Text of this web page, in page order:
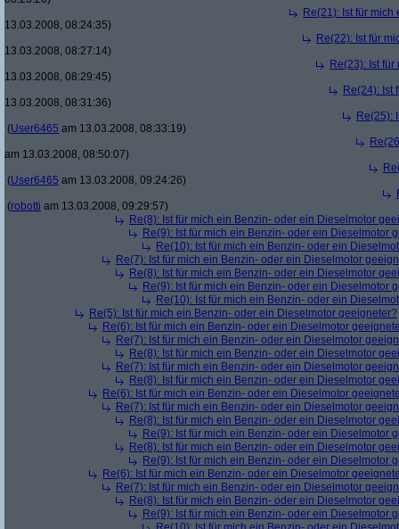
Re(21): Ist für
13.03.2008, 08:24:35)
Re(22): Ist für
13.03.2008, 08:27:14)
Re(23): Ist
13.03.2008, 08:29:45)
Re(24): Ist
13.03.2008, 08:31:36)
Re(25):
(User6465 am 13.03.2008, 08:33:19)
am 13.03.2008, 08:50:07)
(User6465 am 13.03.2008, 09:24:26)
(robotti am 13.03.2008, 09:29:57)
Re(8): Ist für mich ein Benzin- oder ein Dieselmotor
Re(9): Ist für mich ein Benzin- oder ein Dieselmotor
Re(10): Ist für mich ein Benzin- oder ein
Re(7): Ist für mich ein Benzin- oder ein Dieselmotor
Re(8): Ist für mich ein Benzin- oder ein Dieselmotor
Re(9): Ist für mich ein Benzin- oder ein Dieselmotor
Re(10): Ist für mich ein Benzin- oder ein
Re(5): Ist für mich ein Benzin- oder ein Dieselmotor geeigneter?
Re(6): Ist für mich ein Benzin- oder ein Dieselmotor
Re(7): Ist für mich ein Benzin- oder ein Dieselmotor
Re(8): Ist für mich ein Benzin- oder ein Dieselmotor
Re(7): Ist für mich ein Benzin- oder ein Dieselmotor
Re(8): Ist für mich ein Benzin- oder ein Dieselmotor
Re(6): Ist für mich ein Benzin- oder ein Dieselmotor
Re(7): Ist für mich ein Benzin- oder ein Dieselmotor
Re(8): Ist für mich ein Benzin- oder ein Dieselmotor
Re(9): Ist für mich ein Benzin- oder ein Dieselmotor
Re(8): Ist für mich ein Benzin- oder ein Dieselmotor
Re(9): Ist für mich ein Benzin- oder ein Dieselmotor
Re(6): Ist für mich ein Benzin- oder ein Dieselmotor
Re(7): Ist für mich ein Benzin- oder ein Dieselmotor
Re(8): Ist für mich ein Benzin- oder ein Dieselmotor
Re(9): Ist für mich ein Benzin- oder ein Dieselmotor